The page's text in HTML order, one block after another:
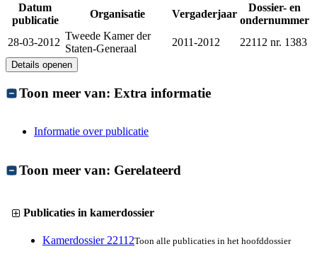
Datum
publicatie
Organisatie Vergaderjaar
Dossier- en
ondernummer
28-03-2012
Tweede Kamer der
Staten-Generaal
2011-2012 22112 nr. 1383
Details openen
Toon meer van: Extra informatie
Informatie over publicatie
Toon meer van: Gerelateerd
Publicaties in kamerdossier
Kamerdossier 22112Toon alle publicaties in het hoofddossier